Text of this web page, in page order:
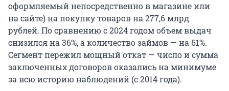
оформляемый непосредственно в магазине или
на сайте) на покупку товаров на 277,6 млрд
рублей. По сравнению с 2024 годом объем выдач
снизился на 36%, а количество займов — на 61%.
Сегмент пережил мощный откат — число и сумма
заключенных договоров оказались на минимуме
за всю историю наблюдений (с 2014 года).